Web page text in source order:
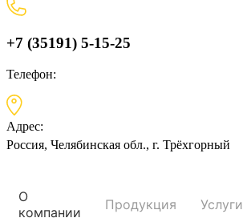
+7 (35191) 5-15-25
Телефон:
Адрес:
Россия, Челябинская обл., г. Трёхгорный
О
компании
Продукция Услуги